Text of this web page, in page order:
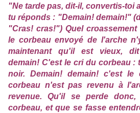
"Ne tarde pas, dit-il, convertis-toi
tu réponds : "Demain! demain!"
"Cras! cras!") Quel
le corbeau envoyé de l'arche
maintenant qu'il est vieux,
demain! C'est le cri du corbeau :
noir. Demain! demain! c'est
corbeau n'est pas revenu à
revenue. Qu'il se perde
corbeau, et que se fasse